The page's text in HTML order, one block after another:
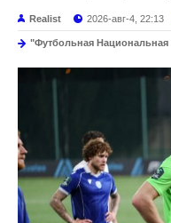
Realist 2026-авг-4, 22:13
"Футбольная Национальная